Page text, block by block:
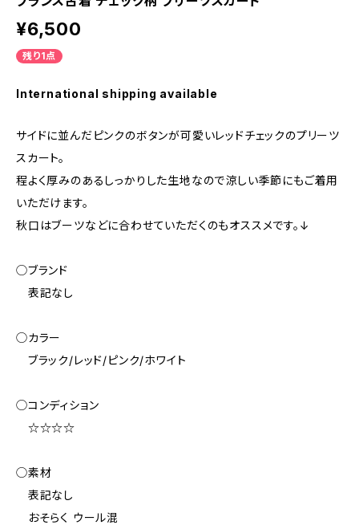
¥6,500
残り1点
International shipping available
サイドに並んだピンクのボタンが可愛いレッドチェックのプリーツ
スカート。
程よく厚みのあるしっかりした生地なので涼しい季節にもご着用
いただけます。
秋口はブーツなどに合わせていただくのもオススメです。↓
◯ブランド
表記なし
◯カラー
ブラック/レッド/ピンク/ホワイト
◯コンディション
☆☆☆☆
◯素材
表記なし
おそらく ウール混